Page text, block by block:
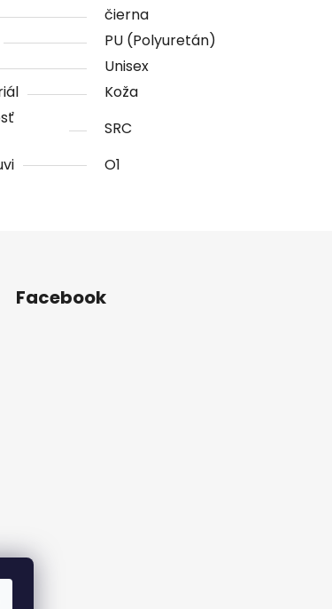
čierna
PU (Polyuretán)
Unisex
Koža
SRC
O1
Facebook